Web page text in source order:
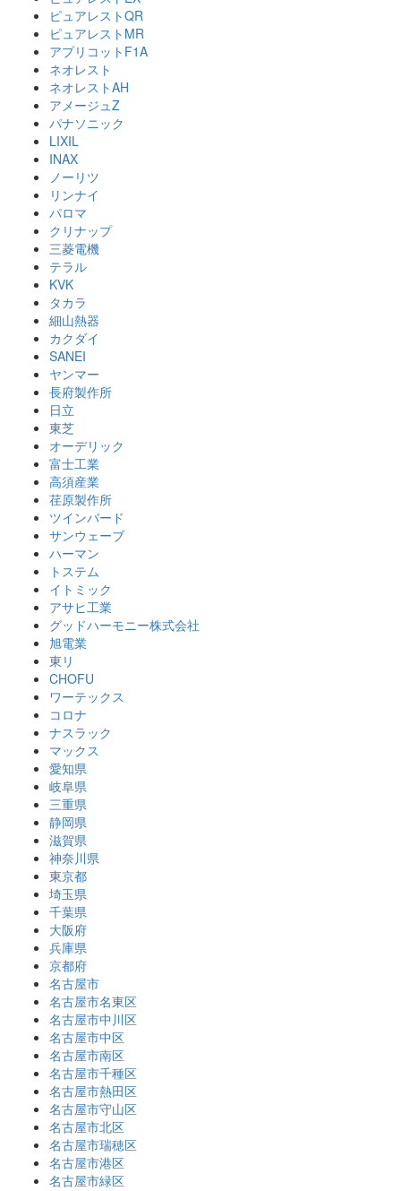
ピュアレストQR
ピュアレストMR
アプリコットF1A
ネオレスト
ネオレストAH
アメージュZ
パナソニック
LIXIL
INAX
ノーリツ
リンナイ
パロマ
クリナップ
三菱電機
テラル
KVK
タカラ
細山熱器
カクダイ
SANEI
ヤンマー
長府製作所
日立
東芝
オーデリック
富士工業
高須産業
荏原製作所
ツインバード
サンウェーブ
ハーマン
トステム
イトミック
アサヒ工業
グッドハーモニー株式会社
旭電業
東リ
CHOFU
ワーテックス
コロナ
ナスラック
マックス
愛知県
岐阜県
三重県
静岡県
滋賀県
神奈川県
東京都
埼玉県
千葉県
大阪府
兵庫県
京都府
名古屋市
名古屋市名東区
名古屋市中川区
名古屋市中区
名古屋市南区
名古屋市千種区
名古屋市熱田区
名古屋市守山区
名古屋市北区
名古屋市瑞穂区
名古屋市港区
名古屋市緑区